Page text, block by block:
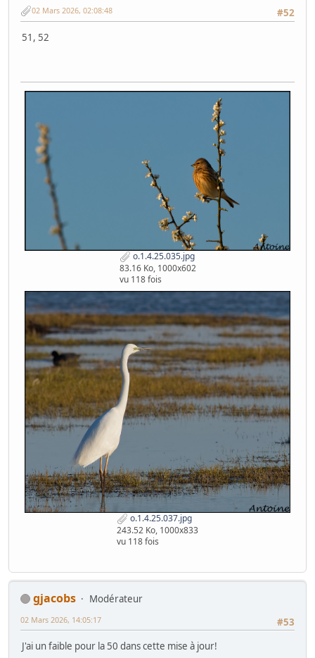
#52
02 Mars 2026, 02:08:48
51, 52
o.1.4.25.035.jpg
83.16 Ko, 1000x602
vu 118 fois
o.1.4.25.037.jpg
243.52 Ko, 1000x833
vu 118 fois
gjacobs
Modérateur
#53
02 Mars 2026, 14:05:17
J'ai un faible pour la 50 dans cette mise à jour!